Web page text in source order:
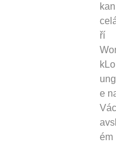
kan
ří
kLo
ung
e
Václ
ém